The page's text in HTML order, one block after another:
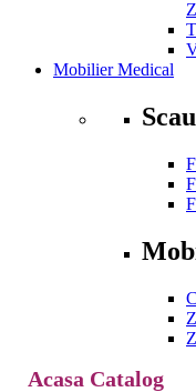
MobilierMedical
Acasa Catalog